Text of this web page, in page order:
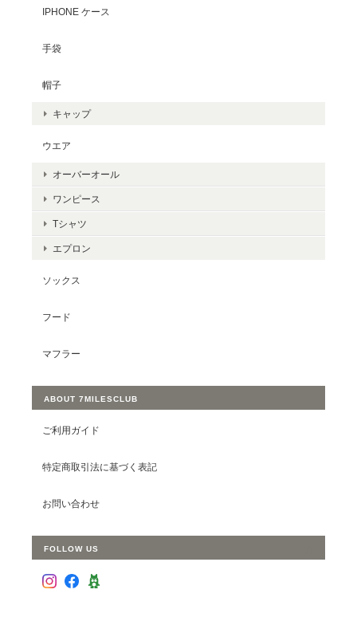
IPHONE ケース
手袋
帽子
キャップ
ウエア
オーバーオール
ワンピース
Tシャツ
エプロン
ソックス
フード
マフラー
ABOUT 7MILESCLUB
ご利用ガイド
特定商取引法に基づく表記
お問い合わせ
FOLLOW US